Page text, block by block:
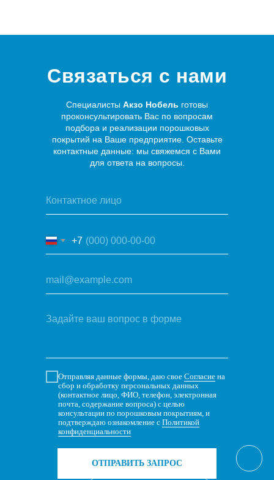
Специалисты Акзо Нобель готовы
проконсультировать Вас по вопросам
подбора и реализации порошковых
покрытий на Ваше предприятие. Оставьте
контактные данные: мы свяжемся с Вами
для ответа на вопросы.
Связаться с нами
+7
Отправляя данные формы, даю свое Согласие на
сбор и обработку персональных данных
(контактное лицо, ФИО, телефон, электронная
почта, содержание вопроса) с целью
консультации по порошковым покрытиям, и
подтверждаю ознакомление с Политикой
конфиденциальности
ОТПРАВИТЬ ЗАПРОС